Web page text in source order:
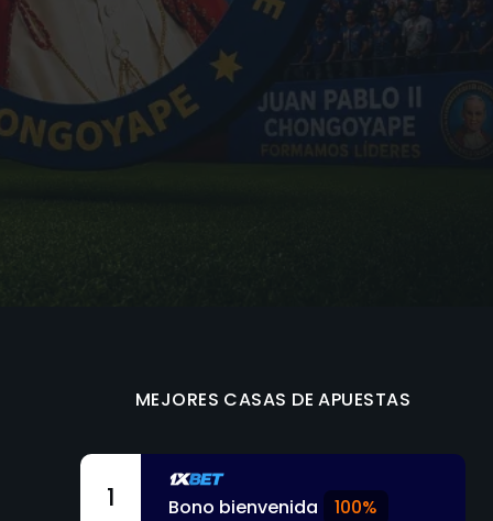
MEJORES CASAS DE APUESTAS
1 Bono bienvenida 100%